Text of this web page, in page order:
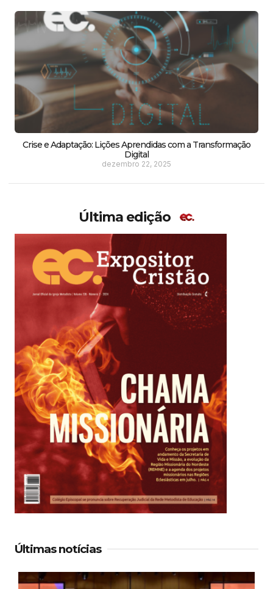
Crise e Adaptação: Lições Aprendidas com a Transformação
Digital
dezembro 22, 2025
Última edição
Últimas notícias